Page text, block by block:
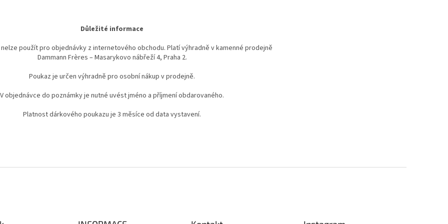
Důležité informace
použít pro objednávky z internetového obchodu. Platí výhradně v kamenné prodejně
Dammann Frères – Masarykovo nábřeží 4, Praha 2.
Poukaz je určen výhradně pro osobní nákup v prodejně.
V objednávce do poznámky je nutné uvést jméno a příjmení obdarovaného.
Platnost dárkového poukazu je 3 měsíce od data vystavení.